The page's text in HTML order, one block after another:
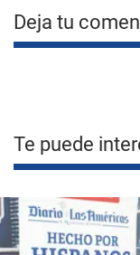
Deja tu
Te puede